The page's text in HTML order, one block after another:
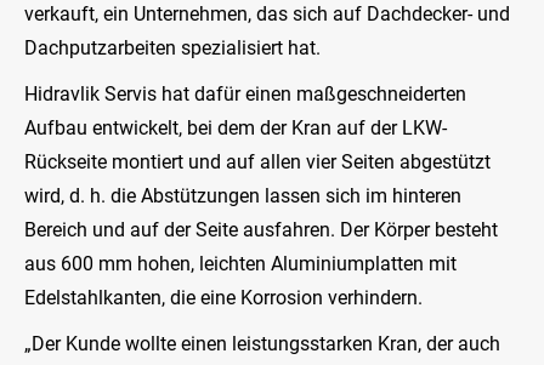
verkauft, ein Unternehmen, das sich auf Dachdecker- und
Dachputzarbeiten spezialisiert hat.
Hidravlik Servis hat dafür einen maßgeschneiderten
Aufbau entwickelt, bei dem der Kran auf der LKW-
Rückseite montiert und auf allen vier Seiten abgestützt
wird, d. h. die Abstützungen lassen sich im hinteren
Bereich und auf der Seite ausfahren. Der Körper besteht
aus 600 mm hohen, leichten Aluminiumplatten mit
Edelstahlkanten, die eine Korrosion verhindern.
„Der Kunde wollte einen leistungsstarken Kran, der auch